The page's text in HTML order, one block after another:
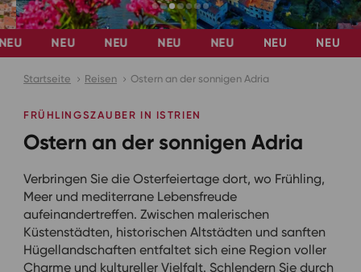
Startseite Reisen Ostern an der sonnigen Adria
Ostern an der sonnigen Adria
FRÜHLINGSZAUBER IN ISTRIEN
Verbringen Sie die Osterfeiertage dort, wo Frühling,
Meer und mediterrane Lebensfreude
aufeinandertreffen. Zwischen malerischen
Küstenstädten, historischen Altstädten und sanften
Hügellandschaften entfaltet sich eine Region voller
Charme und kultureller Vielfalt. Schlendern Sie durch